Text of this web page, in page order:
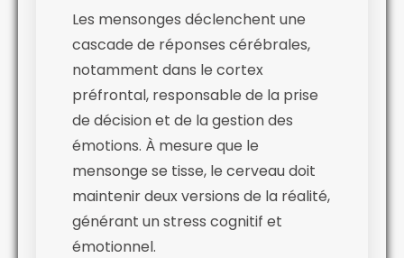
Les mensonges déclenchent une
cascade de réponses cérébrales,
notamment dans le cortex
préfrontal, responsable de la prise
de décision et de la gestion des
émotions. À mesure que le
mensonge se tisse, le cerveau doit
maintenir deux versions de la réalité,
générant un stress cognitif et
émotionnel.